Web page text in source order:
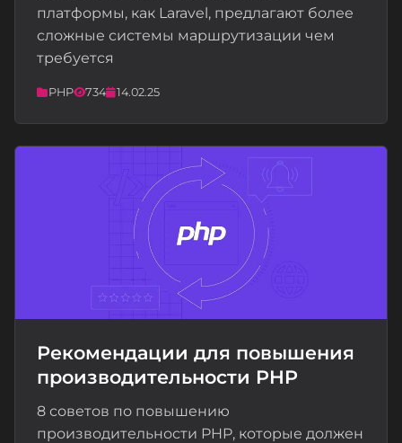
платформы, как Laravel, предлагают более
сложные системы маршрутизации чем
требуется
PHP 734 14.02.25
📝
Рекомендации для повышения
производительности PHP
8 советов по повышению
производительности PHP, которые должен